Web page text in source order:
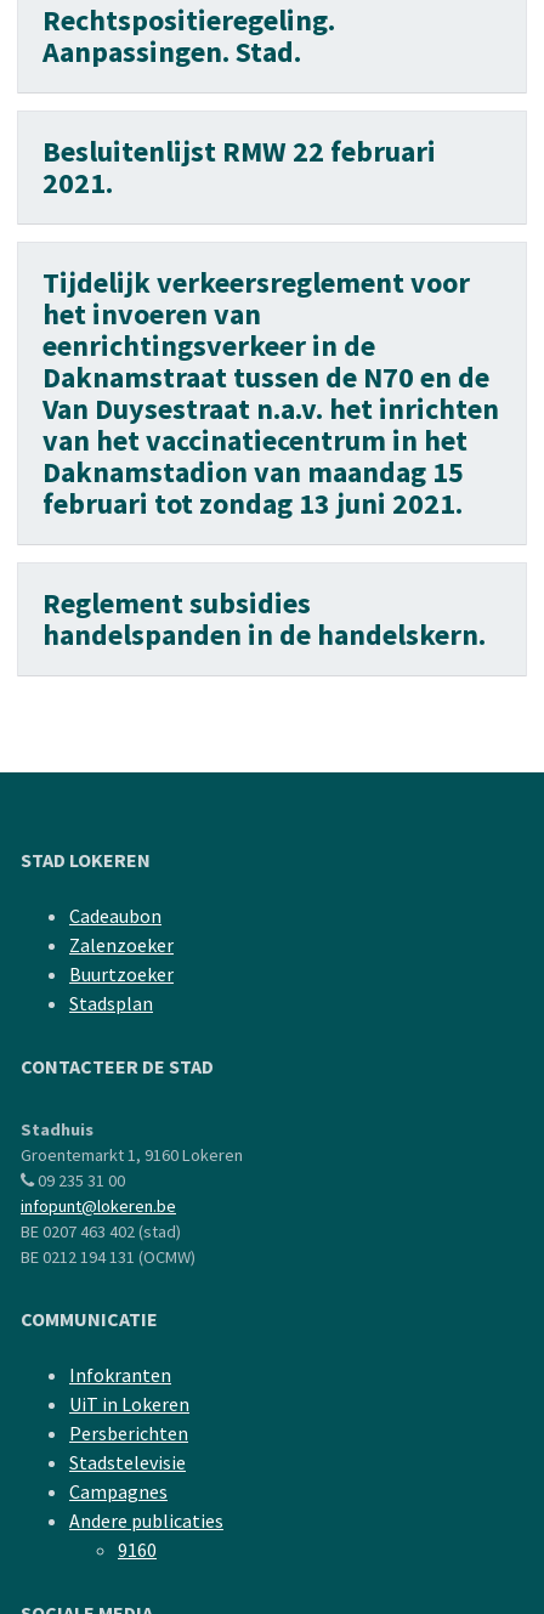
Rechtspositieregeling.
Aanpassingen. Stad.
Besluitenlijst RMW 22 februari
2021.
Tijdelijk verkeersreglement voor
het invoeren van
eenrichtingsverkeer in de
Daknamstraat tussen de N70 en de
Van Duysestraat n.a.v. het inrichten
van het vaccinatiecentrum in het
Daknamstadion van maandag 15
februari tot zondag 13 juni 2021.
Reglement subsidies
handelspanden in de handelskern.
STAD LOKEREN
Cadeaubon
Zalenzoeker
Buurtzoeker
Stadsplan
CONTACTEER DE STAD
Stadhuis
Groentemarkt 1, 9160 Lokeren
09 235 31 00
infopunt@lokeren.be
BE 0207 463 402 (stad)
BE 0212 194 131 (OCMW)
COMMUNICATIE
Infokranten
UiT in Lokeren
Persberichten
Stadstelevisie
Campagnes
Andere publicaties
9160